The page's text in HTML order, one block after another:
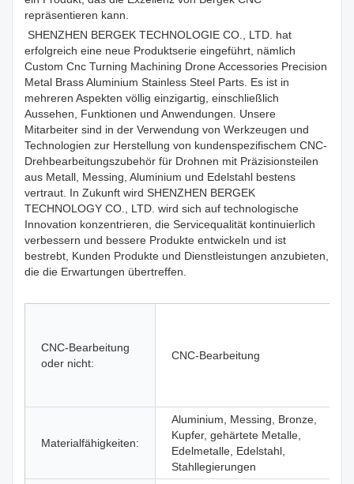
repräsentieren kann.
SHENZHEN BERGEK TECHNOLOGIE CO., LTD. hat
erfolgreich eine neue Produktserie eingeführt, nämlich
Custom Cnc Turning Machining Drone Accessories Precision
Metal Brass Aluminium Stainless Steel Parts. Es ist in
mehreren Aspekten völlig einzigartig, einschließlich
Aussehen, Funktionen und Anwendungen. Unsere
Mitarbeiter sind in der Verwendung von Werkzeugen und
Technologien zur Herstellung von kundenspezifischem CNC-
Drehbearbeitungszubehör für Drohnen mit Präzisionsteilen
aus Metall, Messing, Aluminium und Edelstahl bestens
vertraut. In Zukunft wird SHENZHEN BERGEK
TECHNOLOGY CO., LTD. wird sich auf technologische
Innovation konzentrieren, die Servicequalität kontinuierlich
verbessern und bessere Produkte entwickeln und ist
bestrebt, Kunden Produkte und Dienstleistungen anzubieten,
die die Erwartungen übertreffen.
CNC-Bearbeitung
oder nicht:
CNC-Bearbeitung
Materialfähigkeiten:
Aluminium, Messing, Bronze,
Kupfer, gehärtete Metalle,
Edelmetalle, Edelstahl,
Stahllegierungen